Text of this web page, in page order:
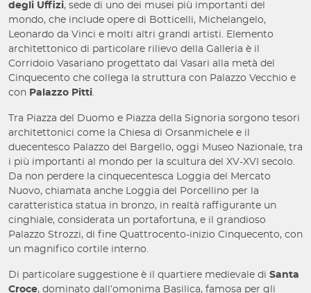
degli Uffizi, sede di uno dei musei più importanti del
mondo, che include opere di Botticelli, Michelangelo,
Leonardo da Vinci e molti altri grandi artisti. Elemento
architettonico di particolare rilievo della Galleria è il
Corridoio Vasariano progettato dal Vasari alla metà del
Cinquecento che collega la struttura con Palazzo Vecchio e
con Palazzo Pitti.
Tra Piazza del Duomo e Piazza della Signoria sorgono tesori
architettonici come la Chiesa di Orsanmichele e il
duecentesco Palazzo del Bargello, oggi Museo Nazionale, tra
i più importanti al mondo per la scultura del XV-XVI secolo.
Da non perdere la cinquecentesca Loggia del Mercato
Nuovo, chiamata anche Loggia del Porcellino per la
caratteristica statua in bronzo, in realtà raffigurante un
cinghiale, considerata un portafortuna, e il grandioso
Palazzo Strozzi, di fine Quattrocento-inizio Cinquecento, con
un magnifico cortile interno.
Di particolare suggestione è il quartiere medievale di Santa
Croce, dominato dall’omonima Basilica, famosa per gli